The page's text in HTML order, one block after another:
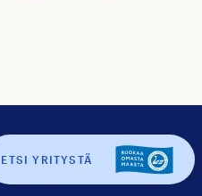
ETSI YRITYSTÄ